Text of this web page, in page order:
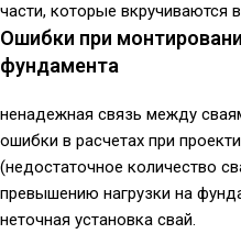
части, которые вкручиваются
Ошибки при
фундамента
ненадежная связь между
ошибки в расчетах при
(недостаточное количество
превышению нагрузки на
неточная установка свай.